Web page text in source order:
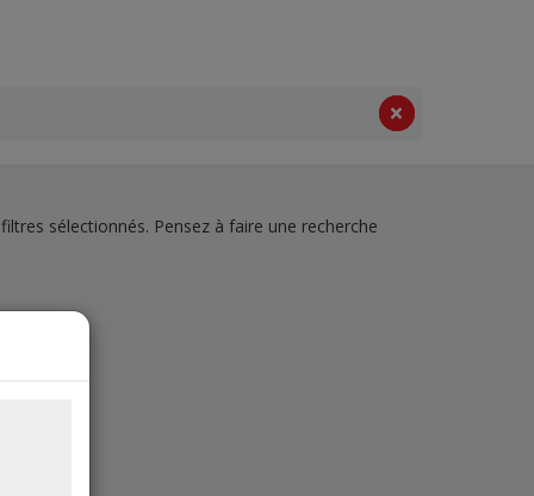
sélectionnés. Pensez à faire une recherche